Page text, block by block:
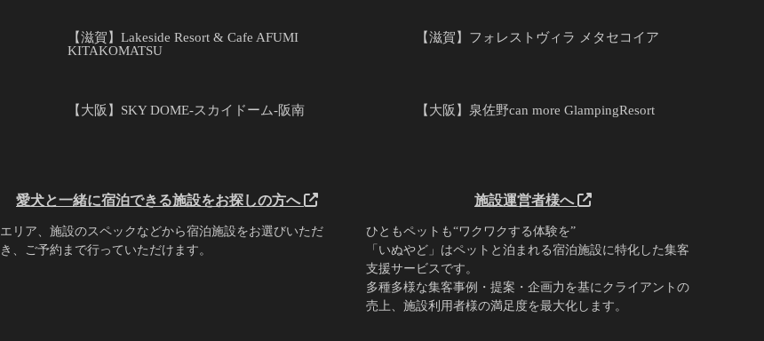
【滋賀】Lakeside Resort & Cafe AFUMI
KITAKOMATSU
【滋賀】フォレストヴィラ メタセコイア
【大阪】SKY DOME-スカイドーム-阪南 【大阪】泉佐野can more GlampingResort
愛犬と一緒に宿泊できる施設をお探しの方へ
エリア、施設のスペックなどから宿泊施設をお選びいただ
き、ご予約まで行っていただけます。
施設運営者様へ
ひともペットも“ワクワクする体験を”
「いぬやど」はペットと泊まれる宿泊施設に特化した集客
支援サービスです。
多種多様な集客事例・提案・企画力を基にクライアントの
売上、施設利用者様の満足度を最大化します。